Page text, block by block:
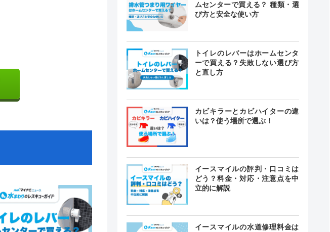
ムセンターで買える？ 種類・選
び方と安全な使い方
トイレのレバーはホームセンタ
ーで買える？失敗しない選び方
と直し方
カビキラーとカビハイターの違
いは？使う場所で選ぶ！
イースマイルの評判・口コミは
どう？料金・対応・注意点を中
立的に解説
イースマイルの水道修理料金は